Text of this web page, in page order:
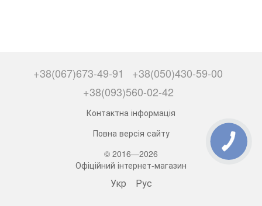
+38(067)673-49-91
+38(050)430-59-00
+38(093)560-02-42
Контактна інформація
Повна версія сайту
© 2016—2026
Офіційний інтернет-магазин
Укр Рус